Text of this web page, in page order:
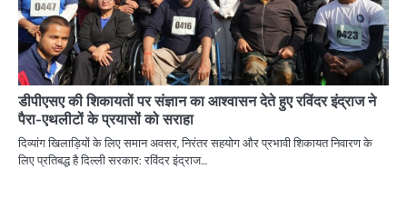
डीपीएसए की शिकायतों पर संज्ञान का आश्वासन देते हुए रविंदर इंद्राज ने
पैरा-एथलीटों के प्रयासों को सराहा
दिव्यांग खिलाड़ियों के लिए समान अवसर, निरंतर सहयोग और प्रभावी शिकायत निवारण के
लिए प्रतिबद्ध है दिल्ली सरकार: रविंदर इंद्राज…